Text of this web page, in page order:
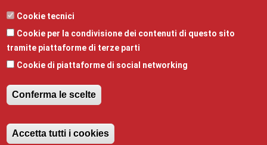
©2025 Palazzo Roccabruna, via Santa Trinità, 24 - 38122
promozione@tn.camcom.it
0461/887101 - Partita Iva: 00262170228
Privacy,Note legali,
Responsabile della protezione dei dati
Amministrazione trasparente
Cookie tecnici
Cookie per la condivisione dei contenuti di questo sito
tramite piattaforme di terze parti
Cookie di piattaforme di social networking
Conferma le scelte
Accetta tutti i cookies